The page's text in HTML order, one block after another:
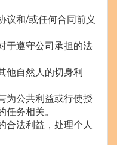
议和/或任何合同前义
于遵守公司承担的法
他自然人的切身利
为公共利益或行使授
务相关。
合法利益，处理个人